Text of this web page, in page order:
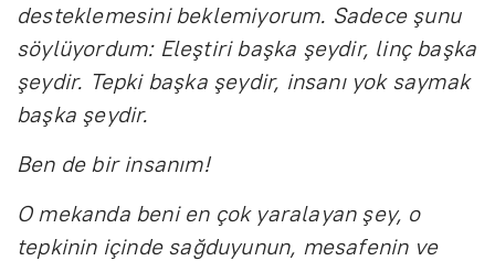
desteklemesini beklemiyorum. Sadece şunu
söylüyordum: Eleştiri başka şeydir, linç başka
şeydir. Tepki başka şeydir, insanı yok saymak
başka şeydir.
Ben de bir insanım!
O mekanda beni en çok yaralayan şey, o
tepkinin içinde sağduyunun, mesafenin ve